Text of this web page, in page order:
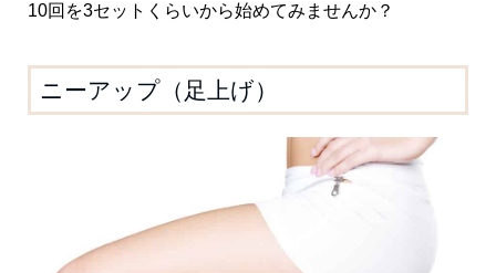
10回を3セットくらいから始めてみませんか？
ニーアップ（足上げ）